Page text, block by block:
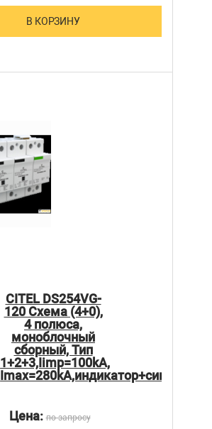
В КОРЗИНУ
CITEL DS254VG-
120 Схема (4+0),
4 полюса,
моноблочный
сборный, Тип
1+2+3,Iimp=100kA,
Цена:по запросу